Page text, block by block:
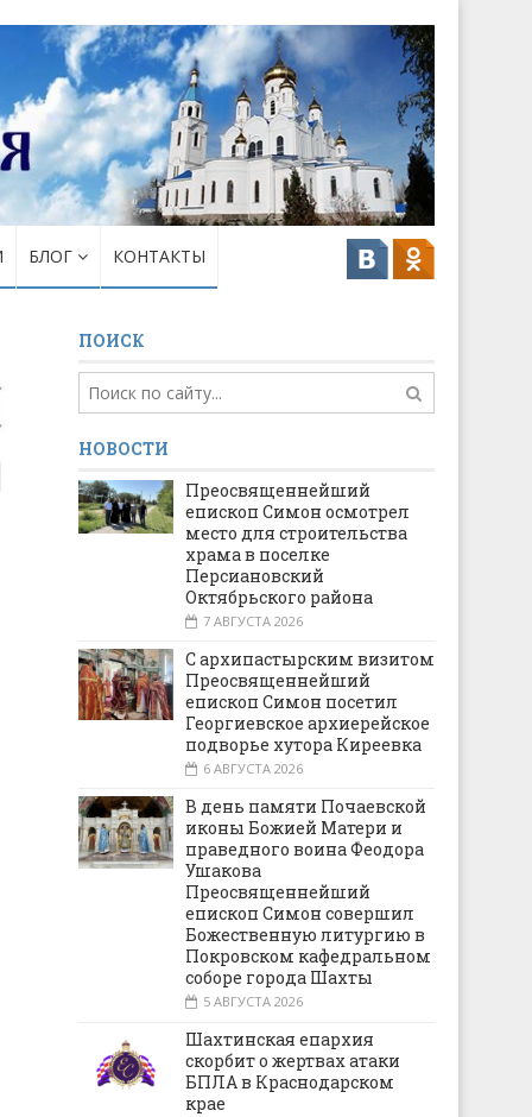
БЛОГ КОНТАКТЫ
ПОИСК
НОВОСТИ
Преосвященнейший
епископ Симон осмотрел
место для строительства
храма в поселке
Персиановский
Октябрьского района
7 АВГУСТА 2026
С архипастырским визитом
Преосвященнейший
епископ Симон посетил
Георгиевское архиерейское
подворье хутора Киреевка
6 АВГУСТА 2026
В день памяти Почаевской
иконы Божией Матери и
праведного воина Феодора
Ушакова
Преосвященнейший
епископ Симон совершил
Божественную литургию в
Покровском кафедральном
соборе города Шахты
5 АВГУСТА 2026
Шахтинская епархия
скорбит о жертвах атаки
БПЛА в Краснодарском
крае